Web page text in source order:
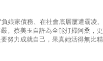
也是焦慮和失望的來源。 我們所
▌於是，有了親子天下 曾經追求的
到了鑽石， 而是源自於認真追求
娘家債務、在社會底層屢遭霸凌
。蔡美玉自許為全能打掃阿桑，
努力成就自己，果真她活得無比精
境……，蔡美玉沒有閃躲，認分地